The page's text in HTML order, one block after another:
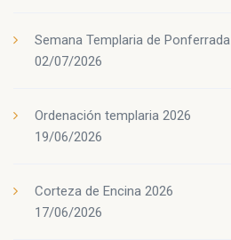
Semana Templaria de Ponferrada
02/07/2026
Ordenación templaria 2026
19/06/2026
Corteza de Encina 2026
17/06/2026